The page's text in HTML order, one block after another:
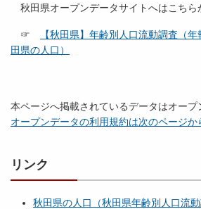
秋田県オープンデータサイトへはこちら
☞
【秋田県】年齢別人口流動調査（
田県の人口）
本ページへ掲載されているデータはオープ
オープンデータの利用規約は次のページか
リンク
秋田県の人口（秋田県年齢別人口流